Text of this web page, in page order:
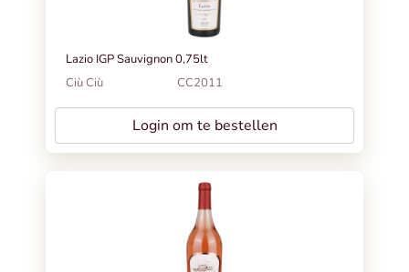
Lazio IGP Sauvignon 0,75lt
Ciù Ciù
CC2011
Login om te bestellen